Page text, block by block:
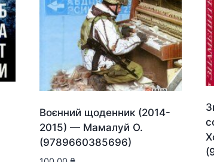
Воєнний щоденник (2014-
2015) — Мамалуй О.
(9789660385696)